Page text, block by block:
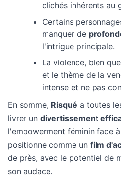
clichés inhérents au
Certains
manquer de
l'intrigue principale.
La violence, bien que
et le thème de la
intense et ne pas
En somme, Risqué a toutes
livrer un divertissement
l'empowerment féminin face
positionne comme un film
de près, avec le potentiel de
son audace.